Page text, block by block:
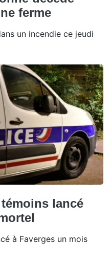
ferme
un incendie ce jeudi
lancé
à Faverges un mois